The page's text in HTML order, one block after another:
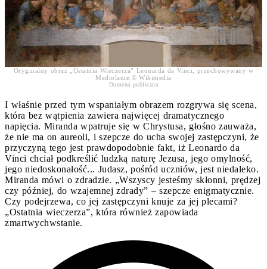
Oryginalny obraz „Ostatnia Wieczerza” Leonarda da Vinci, przechowywany w
Mediolanie.© Wikimedia
Domena publiczna
I właśnie przed tym wspaniałym obrazem rozgrywa się scena,
która bez wątpienia zawiera najwięcej dramatycznego
napięcia. Miranda wpatruje się w Chrystusa, głośno zauważa,
że nie ma on aureoli, i szepcze do ucha swojej zastępczyni, że
przyczyną tego jest prawdopodobnie fakt, iż Leonardo da
Vinci chciał podkreślić ludzką naturę Jezusa, jego omylność,
jego niedoskonałość... Judasz, pośród uczniów, jest niedaleko.
Miranda mówi o zdradzie. „Wszyscy jesteśmy skłonni, prędzej
czy później, do wzajemnej zdrady” – szepcze enigmatycznie.
Czy podejrzewa, co jej zastępczyni knuje za jej plecami?
„Ostatnia wieczerza”, która również zapowiada
zmartwychwstanie.